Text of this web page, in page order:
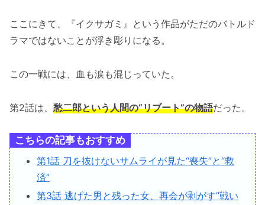
ここにきて、『イクサガミ』という作品がただのバトルド
ラマではないことが浮き彫りになる。
この一戦には、血も涙も混じっていた。
第2話は、 愁二郎という人間の“リブート”の物語だった。
こちらの記事もおすすめ
第1話 刀を抜けないサムライが見た“喪失”と“救
済”
第3話 逃げた男と残った女、再会が剥がす”戦い